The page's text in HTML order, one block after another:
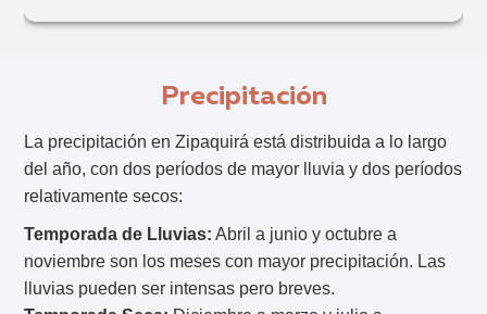
Precipitación
La precipitación en Zipaquirá está distribuida a lo largo
del año, con dos períodos de mayor lluvia y dos períodos
relativamente secos:
Temporada de Lluvias: Abril a junio y octubre a
noviembre son los meses con mayor precipitación. Las
lluvias pueden ser intensas pero breves.